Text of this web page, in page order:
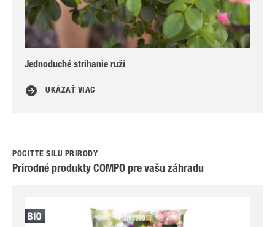
Jednoduché strihanie ruží
UKÁZAŤ VIAC
POCÍŤTE SILU PRÍRODY
Prírodné produkty COMPO pre vašu záhradu